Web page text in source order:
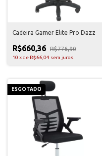
Cadeira Gamer Elite Pro Dazz
R$660,36 R$776,90
10 xde R$66,04 sem juros
ESGOTADO